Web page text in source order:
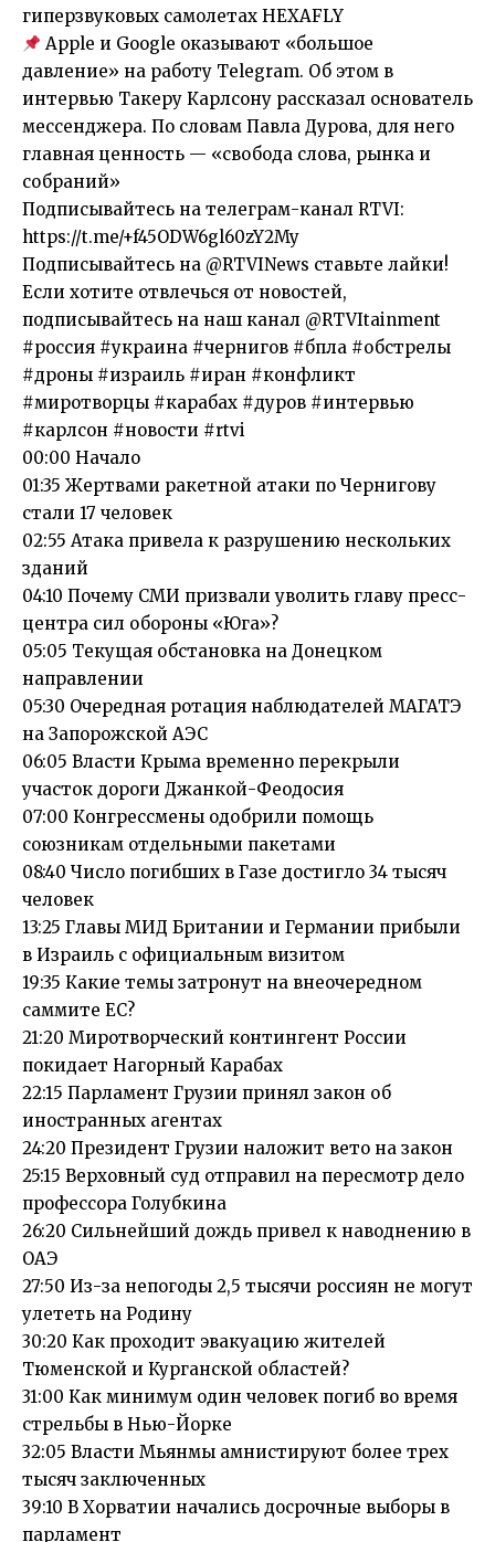
гиперзвуковых самолетах HEXAFLY
Apple и Google оказывают «большое
давление» на работу Telegram. Об этом в
интервью Такеру Карлсону рассказал основатель
мессенджера. По словам Павла Дурова, для него
главная ценность — «свобода слова, рынка и
собраний»
Подписывайтесь на телеграм-канал RTVI:
https://t.me/+f45ODW6gl60zY2My
Подписывайтесь на @RTVINews ставьте лайки!
Если хотите отвлечься от новостей,
подписывайтесь на наш канал @RTVItainment
#россия #украина #чернигов #бпла #обстрелы
#дроны #израиль #иран #конфликт
#миротворцы #карабах #дуров #интервью
#карлсон #новости #rtvi
00:00 Начало
01:35 Жертвами ракетной атаки по Чернигову
стали 17 человек
02:55 Атака привела к разрушению нескольких
зданий
04:10 Почему СМИ призвали уволить главу пресс-
центра сил обороны «Юга»?
05:05 Текущая обстановка на Донецком
направлении
05:30 Очередная ротация наблюдателей МАГАТЭ
на Запорожской АЭС
06:05 Власти Крыма временно перекрыли
участок дороги Джанкой-Феодосия
07:00 Конгрессмены одобрили помощь
союзникам отдельными пакетами
08:40 Число погибших в Газе достигло 34 тысяч
человек
13:25 Главы МИД Британии и Германии прибыли
в Израиль с официальным визитом
19:35 Какие темы затронут на внеочередном
саммите ЕС?
21:20 Миротворческий контингент России
покидает Нагорный Карабах
22:15 Парламент Грузии принял закон об
иностранных агентах
24:20 Президент Грузии наложит вето на закон
25:15 Верховный суд отправил на пересмотр дело
профессора Голубкина
26:20 Сильнейший дождь привел к наводнению в
ОАЭ
27:50 Из-за непогоды 2,5 тысячи россиян не могут
улететь на Родину
30:20 Как проходит эвакуацию жителей
Тюменской и Курганской областей?
31:00 Как минимум один человек погиб во время
стрельбы в Нью-Йорке
32:05 Власти Мьянмы амнистируют более трех
тысяч заключенных
39:10 В Хорватии начались досрочные выборы в
парламент